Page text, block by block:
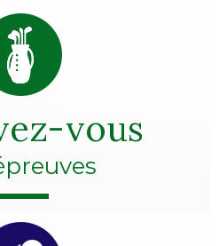
vous